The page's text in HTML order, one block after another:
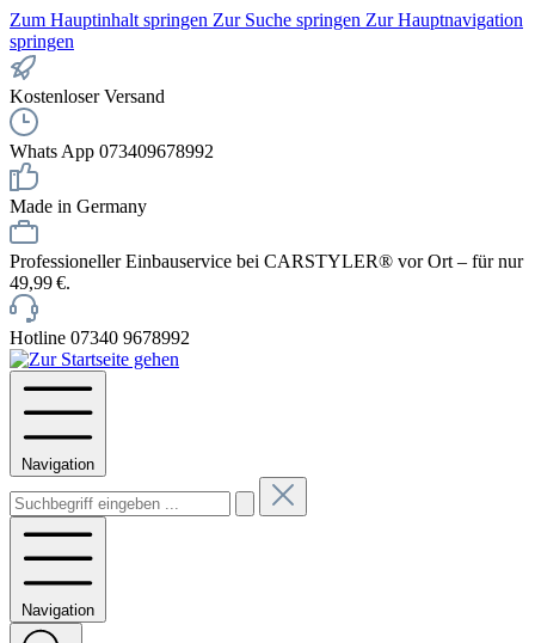
Zum Hauptinhalt springen Zur Suche springen Zur Hauptnavigation
springen
Kostenloser Versand
Whats App 073409678992
Made in Germany
Professioneller Einbauservice bei CARSTYLER® vor Ort – für nur
49,99 €.
Hotline 07340 9678992
Navigation
Navigation